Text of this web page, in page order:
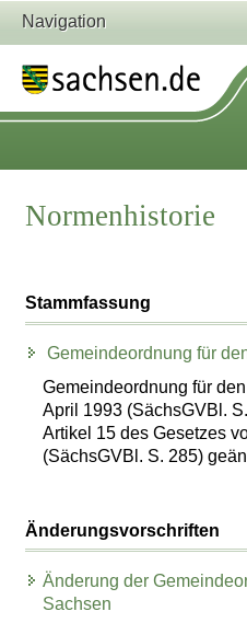
Navigation
Normenhistorie
Stammfassung
Gemeindeordnung für
Gemeindeordnung für
April 1993 (SächsGVBl.
Artikel 15 des Gesetzes
(SächsGVBl. S. 285)
Änderungsvorschriften
Änderung der
Sachsen